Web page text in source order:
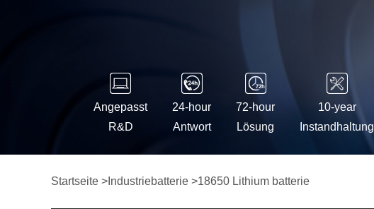
Angepasst
R&D
24-hour
Antwort
72-hour
Lösung
10-year
Instandhaltung
Startseite > Industriebatterie >18650 Lithium batterie